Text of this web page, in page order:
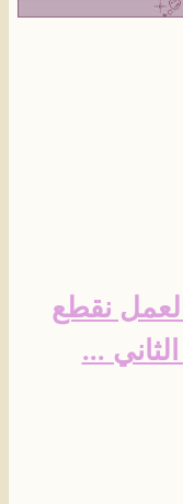
نقطع
...